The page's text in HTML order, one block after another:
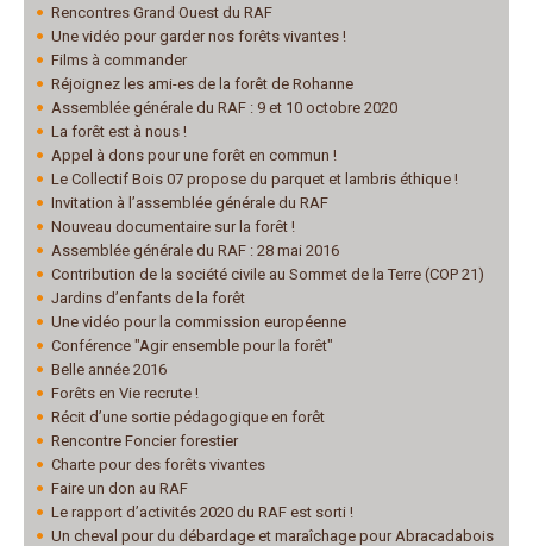
Rencontres Grand Ouest du RAF
Une vidéo pour garder nos forêts vivantes !
Films à commander
Réjoignez les ami-es de la forêt de Rohanne
Assemblée générale du RAF : 9 et 10 octobre 2020
La forêt est à nous !
Appel à dons pour une forêt en commun !
Le Collectif Bois 07 propose du parquet et lambris éthique !
Invitation à l’assemblée générale du RAF
Nouveau documentaire sur la forêt !
Assemblée générale du RAF : 28 mai 2016
Contribution de la société civile au Sommet de la Terre (COP 21)
Jardins d’enfants de la forêt
Une vidéo pour la commission européenne
Conférence "Agir ensemble pour la forêt"
Belle année 2016
Forêts en Vie recrute !
Récit d’une sortie pédagogique en forêt
Rencontre Foncier forestier
Charte pour des forêts vivantes
Faire un don au RAF
Le rapport d’activités 2020 du RAF est sorti !
Un cheval pour du débardage et maraîchage pour Abracadabois